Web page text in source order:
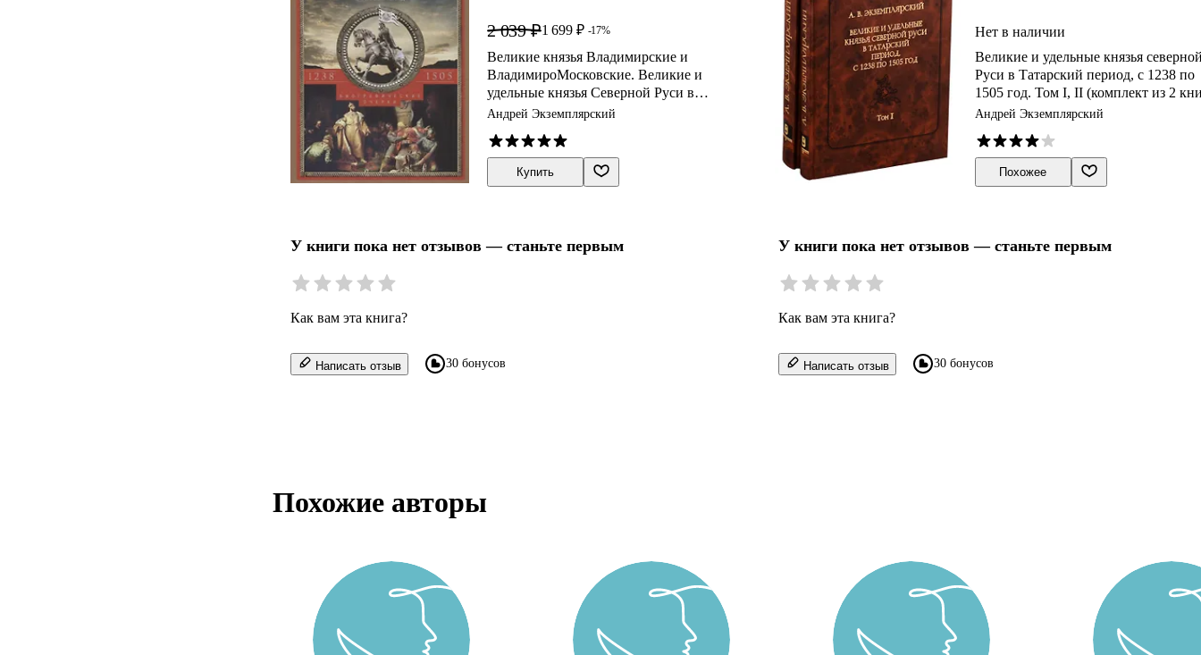
2 039 ₽1 699 ₽ -17%
Великие князья Владимирские и
Владимиро­Московские. Великие и
удельные князья Северной Руси в
татарский период с 1238 по 1505 г.
первоисточникам и главнейшим
пособиям.
Андрей Экземплярский
Купить
У книги пока нет отзывов — станьте первым
Как вам эта книга?
Написать отзыв 30 бонусов
Нет в наличии
Великие и удельные князья
Руси в Татарский период, с 1238 по
1505 год. Том I, II (комплект из 2
Андрей Экземплярский
Похожее
У книги пока нет отзывов — станьте первым
Как вам эта книга?
Написать отзыв 30 бонусов
Похожие авторы